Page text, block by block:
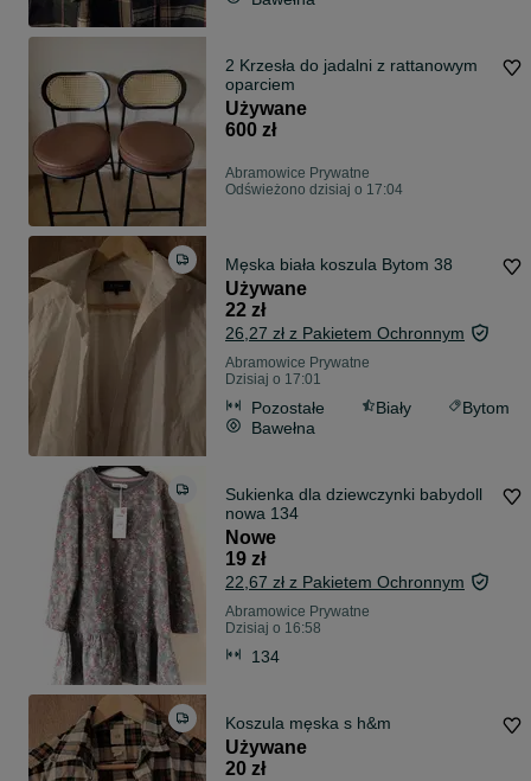
2 Krzesła do jadalni z rattanowym
oparciem
Używane
600 zł
Abramowice Prywatne
Odświeżono dzisiaj o 17:04
Męska biała koszula Bytom 38
Używane
22 zł
26,27 zł z Pakietem Ochronnym
Abramowice Prywatne
Dzisiaj o 17:01
Pozostałe Biały
Bytom
Bawełna
Sukienka dla dziewczynki babydoll
nowa 134
Nowe
19 zł
22,67 zł z Pakietem Ochronnym
Abramowice Prywatne
Dzisiaj o 16:58
134
Koszula męska s h&m
Używane
20 zł